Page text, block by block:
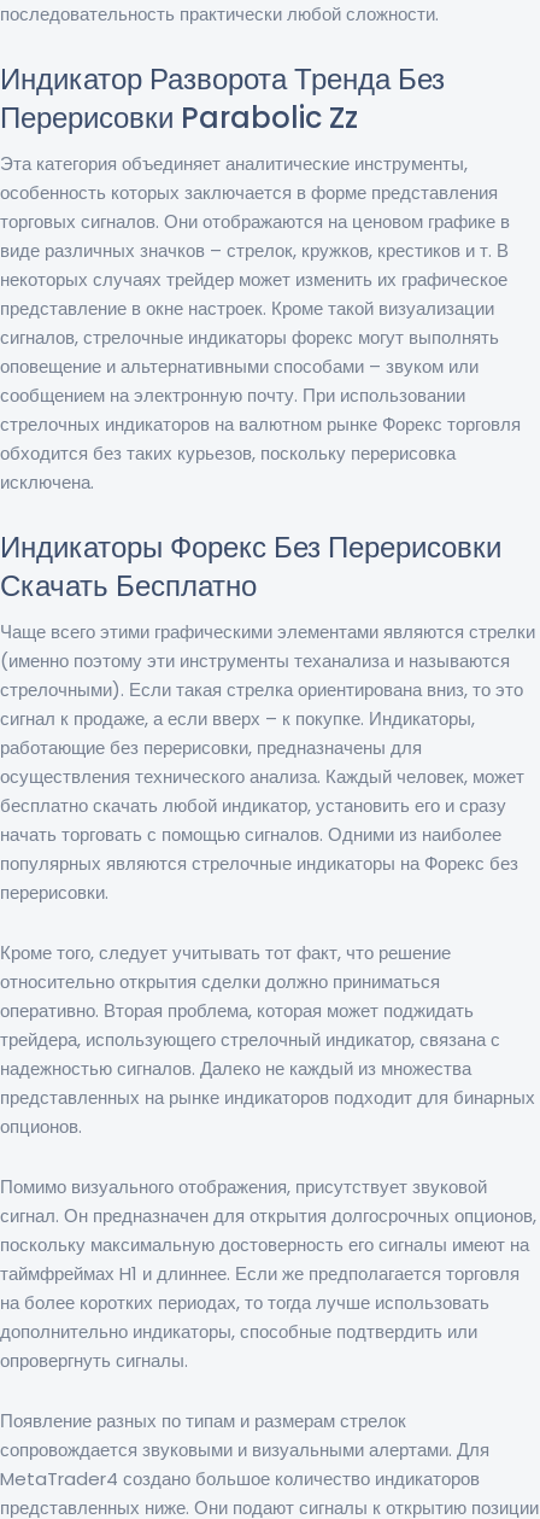
последовательность практически любой сложности.
Индикатор Разворота Тренда Без
Перерисовки Parabolic Zz
Эта категория объединяет аналитические инструменты,
особенность которых заключается в форме представления
торговых сигналов. Они отображаются на ценовом графике в
виде различных значков – стрелок, кружков, крестиков и т. В
некоторых случаях трейдер может изменить их графическое
представление в окне настроек. Кроме такой визуализации
сигналов, стрелочные индикаторы форекс могут выполнять
оповещение и альтернативными способами – звуком или
сообщением на электронную почту. При использовании
стрелочных индикаторов на валютном рынке Форекс торговля
обходится без таких курьезов, поскольку перерисовка
исключена.
Индикаторы Форекс Без Перерисовки
Скачать Бесплатно
Чаще всего этими графическими элементами являются стрелки
(именно поэтому эти инструменты теханализа и называются
стрелочными). Если такая стрелка ориентирована вниз, то это
сигнал к продаже, а если вверх – к покупке. Индикаторы,
работающие без перерисовки, предназначены для
осуществления технического анализа. Каждый человек, может
бесплатно скачать любой индикатор, установить его и сразу
начать торговать с помощью сигналов. Одними из наиболее
популярных являются стрелочные индикаторы на Форекс без
перерисовки.
Кроме того, следует учитывать тот факт, что решение
относительно открытия сделки должно приниматься
оперативно. Вторая проблема, которая может поджидать
трейдера, использующего стрелочный индикатор, связана с
надежностью сигналов. Далеко не каждый из множества
представленных на рынке индикаторов подходит для бинарных
опционов.
Помимо визуального отображения, присутствует звуковой
сигнал. Он предназначен для открытия долгосрочных опционов,
поскольку максимальную достоверность его сигналы имеют на
таймфреймах H1 и длиннее. Если же предполагается торговля
на более коротких периодах, то тогда лучше использовать
дополнительно индикаторы, способные подтвердить или
опровергнуть сигналы.
Появление разных по типам и размерам стрелок
сопровождается звуковыми и визуальными алертами. Для
MetaTrader4 создано большое количество индикаторов
представленных ниже. Они подают сигналы к открытию позиции